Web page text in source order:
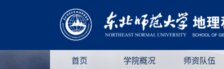
首页 学院概况 师资队伍